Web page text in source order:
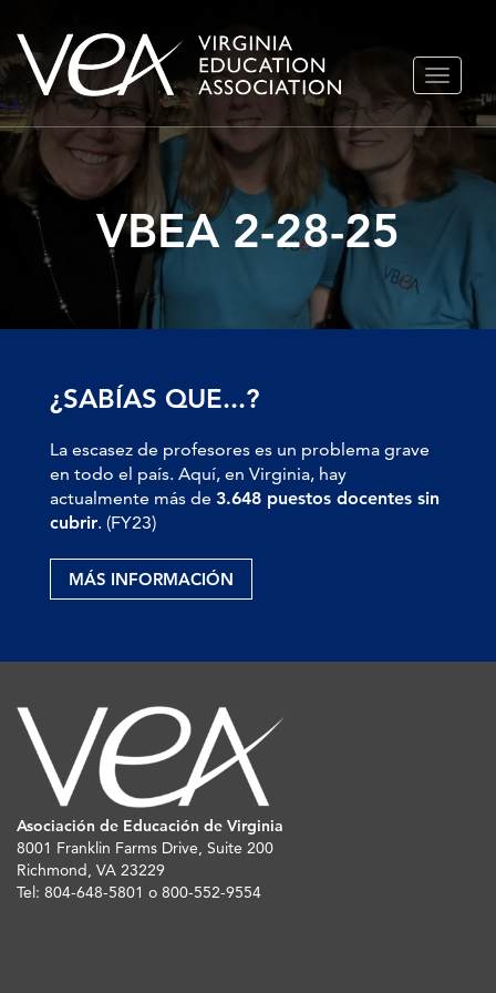
Ir
al
contenido
VBEA 2-28-25
¿SABÍAS QUE...?
La escasez de profesores es un problema grave
en todo el país. Aquí, en Virginia, hay
actualmente más de 3.648 puestos docentes sin
cubrir. (FY23)
MÁS INFORMACIÓN
Asociación de Educación de Virginia
8001 Franklin Farms Drive, Suite 200
Richmond, VA 23229
Tel: 804-648-5801 o 800-552-9554